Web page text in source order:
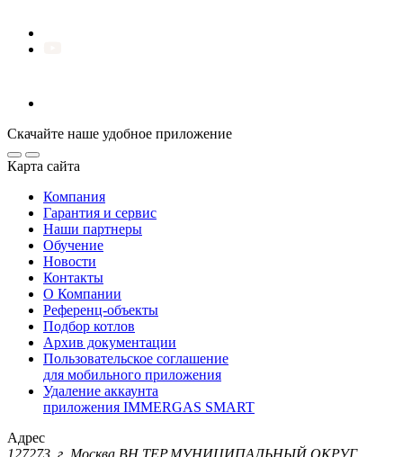
Скачайте наше удобное приложение
Карта сайта
Компания
Гарантия и сервис
Наши партнеры
Обучение
Новости
Контакты
О Компании
Референц-объекты
Подбор котлов
Архив документации
Пользовательское соглашение
для мобильного приложения
Удаление аккаунта
приложения IMMERGAS SMART
Адрес
127273, г. Москва ВН.ТЕР.МУНИЦИПАЛЬНЫЙ ОКРУГ